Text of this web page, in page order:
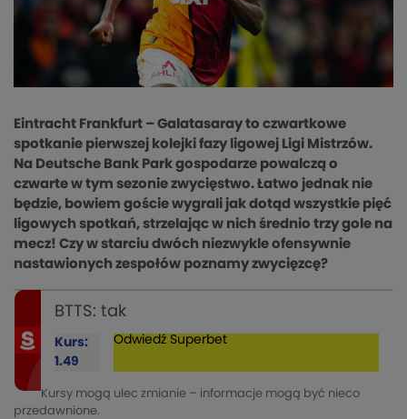
Eintracht Frankfurt – Galatasaray to czwartkowe
spotkanie pierwszej kolejki fazy ligowej Ligi Mistrzów.
Na Deutsche Bank Park gospodarze powalczą o
czwarte w tym sezonie zwycięstwo. Łatwo jednak nie
będzie, bowiem goście wygrali jak dotąd wszystkie pięć
ligowych spotkań, strzelając w nich średnio trzy gole na
mecz! Czy w starciu dwóch niezwykle ofensywnie
nastawionych zespołów poznamy zwycięzcę?
BTTS: tak
Kurs:
1.49
Odwiedź Superbet
Kursy mogą ulec zmianie – informacje mogą być nieco
przedawnione.